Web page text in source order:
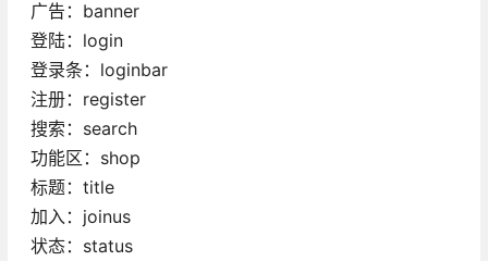
广告：banner
登陆：login
登录条：loginbar
注册：register
搜索：search
功能区：shop
标题：title
加入：joinus
状态：status